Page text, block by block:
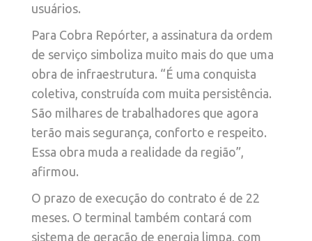
usuários.
Para Cobra Repórter, a assinatura da ordem
de serviço simboliza muito mais do que uma
obra de infraestrutura. “É uma conquista
coletiva, construída com muita persistência.
São milhares de trabalhadores que agora
terão mais segurança, conforto e respeito.
Essa obra muda a realidade da região”,
afirmou.
O prazo de execução do contrato é de 22
meses. O terminal também contará com
sistema de geração de energia limpa, com